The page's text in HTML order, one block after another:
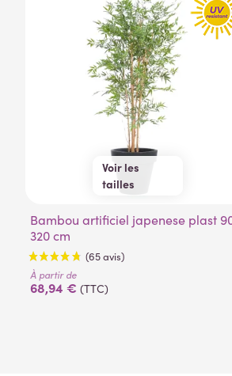
(53 avis)
Voir les
tailles
120 cm210 cm
280 cm
Bambou artificiel japenese plast 90 à
320 cm
À partir de
68,94 € (TTC)